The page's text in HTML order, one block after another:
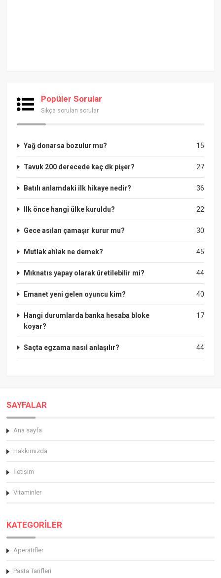
Popüler Sorular
Sıkça sorulan sorular
15
Yağ donarsa bozulur mu?
27
Tavuk 200 derecede kaç dk pişer?
36
Batılı anlamdaki ilk hikaye nedir?
22
Ilk önce hangi ülke kuruldu?
30
Gece asılan çamaşır kurur mu?
45
Mutlak ahlak ne demek?
44
Mıknatıs yapay olarak üretilebilir mi?
40
Emanet yeni gelen oyuncu kim?
17
Hangi durumlarda banka hesaba bloke
koyar?
44
Saçta egzama nasıl anlaşılır?
SAYFALAR
Ana sayfa
Hakkimizda
İletişim
Vitaminler
KATEGORİLER
Aperatifler
Pasta Tarifleri